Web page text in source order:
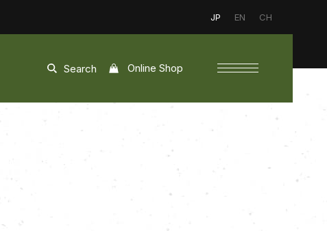
JP EN CH
Search Online Shop